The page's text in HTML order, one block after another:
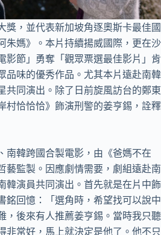
獎，並代表新加坡角逐奧斯卡最佳國
朱媽》。本片持續揚威國際，更在沙
影節」勇奪「觀眾票選最佳影片」肯
品味的優秀作品。尤其本片遠赴南韓
共同演出。除了日前旋風訪台的鄭東
村恰恰恰》飾演刑警的姜亨錫，詮釋
南韓跨國合製電影，由《爸媽不在
藝監製。因應劇情需要，劇組遠赴南
韓演員共同演出。首先就是在片中飾
銘回憶：「選角時，希望找可以說中
，後來有人推薦姜亨錫。當時我只聽
非常好，馬上就決定是他了。他不只